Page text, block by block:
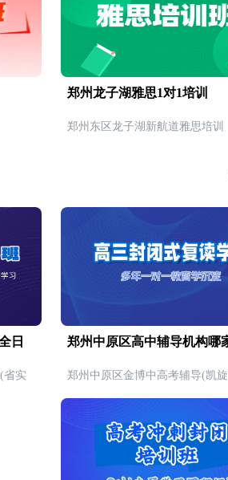
郑州龙子湖雅思1对1培训
郑州东区龙子湖新航道雅思培训
日
省实
郑州中原区高中辅导机构哪
郑州中原区金博中高考辅导(凯